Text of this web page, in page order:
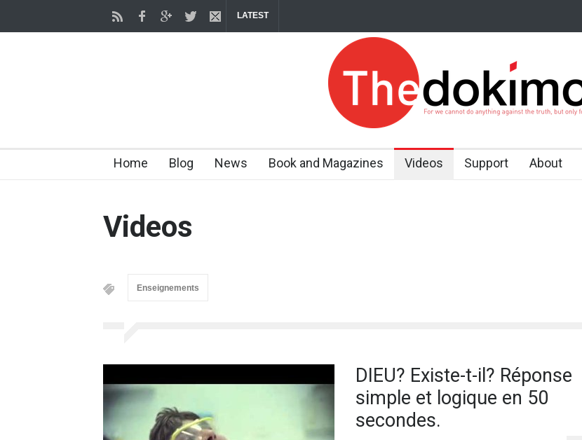
LATEST
Home Blog News Book and Magazines Videos Support About
Videos
Enseignements
DIEU? Existe-t-il? Réponse
simple et logique en 50
secondes.